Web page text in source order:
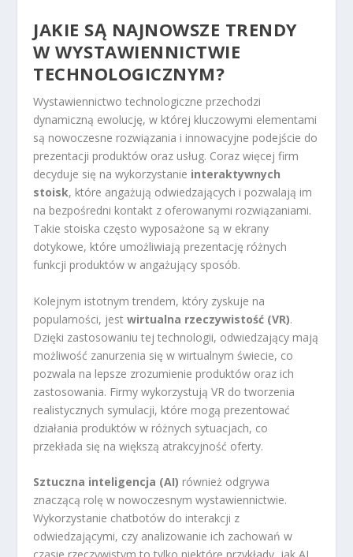
JAKIE SĄ NAJNOWSZE TRENDY
W WYSTAWIENNICTWIE
TECHNOLOGICZNYM?
Wystawiennictwo technologiczne przechodzi
dynamiczną ewolucję, w której kluczowymi elementami
są nowoczesne rozwiązania i innowacyjne podejście do
prezentacji produktów oraz usług. Coraz więcej firm
decyduje się na wykorzystanie interaktywnych
stoisk, które angażują odwiedzających i pozwalają im
na bezpośredni kontakt z oferowanymi rozwiązaniami.
Takie stoiska często wyposażone są w ekrany
dotykowe, które umożliwiają prezentację różnych
funkcji produktów w angażujący sposób.
Kolejnym istotnym trendem, który zyskuje na
popularności, jestwirtualna rzeczywistość (VR).
Dzięki zastosowaniu tej technologii, odwiedzający mają
możliwość zanurzenia się w wirtualnym świecie, co
pozwala na lepsze zrozumienie produktów oraz ich
zastosowania. Firmy wykorzystują VR do tworzenia
realistycznych symulacji, które mogą prezentować
działania produktów w różnych sytuacjach, co
przekłada się na większą atrakcyjność oferty.
Sztuczna inteligencja (AI) również odgrywa
znaczącą rolę w nowoczesnym wystawiennictwie.
Wykorzystanie chatbotów do interakcji z
odwiedzającymi, czy analizowanie ich zachowań w